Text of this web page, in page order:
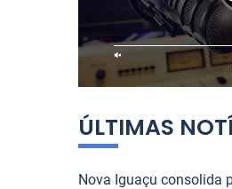
r
ÚLTIMAS
Nova Iguaçu consolida
contam tudo sobre